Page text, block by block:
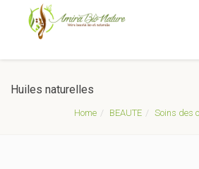
Huiles naturelles
Home BEAUTE Soins des